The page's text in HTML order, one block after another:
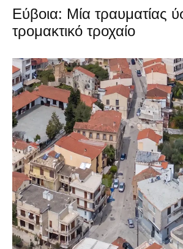
Εύβοια: Μία τραυματίας
τρομακτικό τροχαίο